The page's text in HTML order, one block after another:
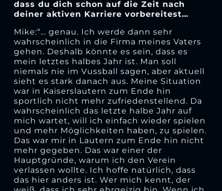
dass du dich schon auf die Zeit nach
deiner aktiven Karriere vorbereitest…
Mike:“… genau. Ich werde dann sehr
wahrscheinlich in die Firma meines Vaters
gehen. Deshalb könnte es sein, dass es
mein letztes halbes Jahr ist. Man soll
niemals nie im Vussball sagen, aber aktuell
sieht es stark danach aus. Meine Situation
war in Kaiserslautern zum Ende hin
sportlich nicht mehr zufriedenstellend. Da
wahrscheinlich das letzte halbe Jahr auf
mich wartet, will ich einfach wieder spielen
und mehr Möglichkeiten haben, zu spielen.
Das war mir in Lautern zum Ende hin nicht
mehr gegeben. Das war einer der
Hauptgründe, warum ich den Verein
verlassen wollte. Ich hoffe natürlich, dass
das hier anders ist. Wer mich kennt, der